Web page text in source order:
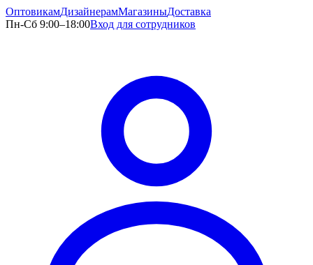
ОптовикамДизайнерамМагазиныДоставка
Пн-Сб 9:00–18:00Вход для сотрудников